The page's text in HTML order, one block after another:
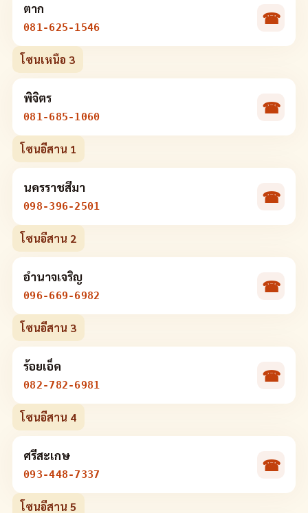
ตาก
081-625-1546
☎
โซนเหนือ 3
พิจิตร
081-685-1060
☎
โซนอีสาน 1
นครราชสีมา
098-396-2501
☎
โซนอีสาน 2
อำนาจเจริญ
096-669-6982
☎
โซนอีสาน 3
ร้อยเอ็ด
082-782-6981
☎
โซนอีสาน 4
ศรีสะเกษ
093-448-7337
☎
โซนอีสาน 5